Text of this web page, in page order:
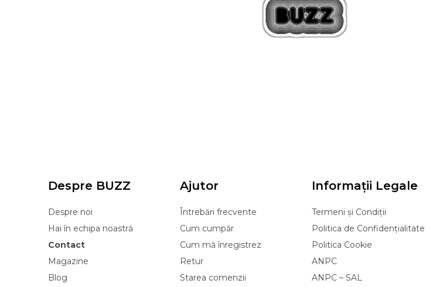
Despre BUZZ
Despre noi
Hai în echipa noastră
Contact
Magazine
Blog
Ajutor
Întrebări frecvente
Cum cumpăr
Cum mă înregistrez
Retur
Starea comenzii
Informații Legale
Termeni și Condiții
Politica de Confidențialitate
Politica Cookie
ANPC
ANPC – SAL